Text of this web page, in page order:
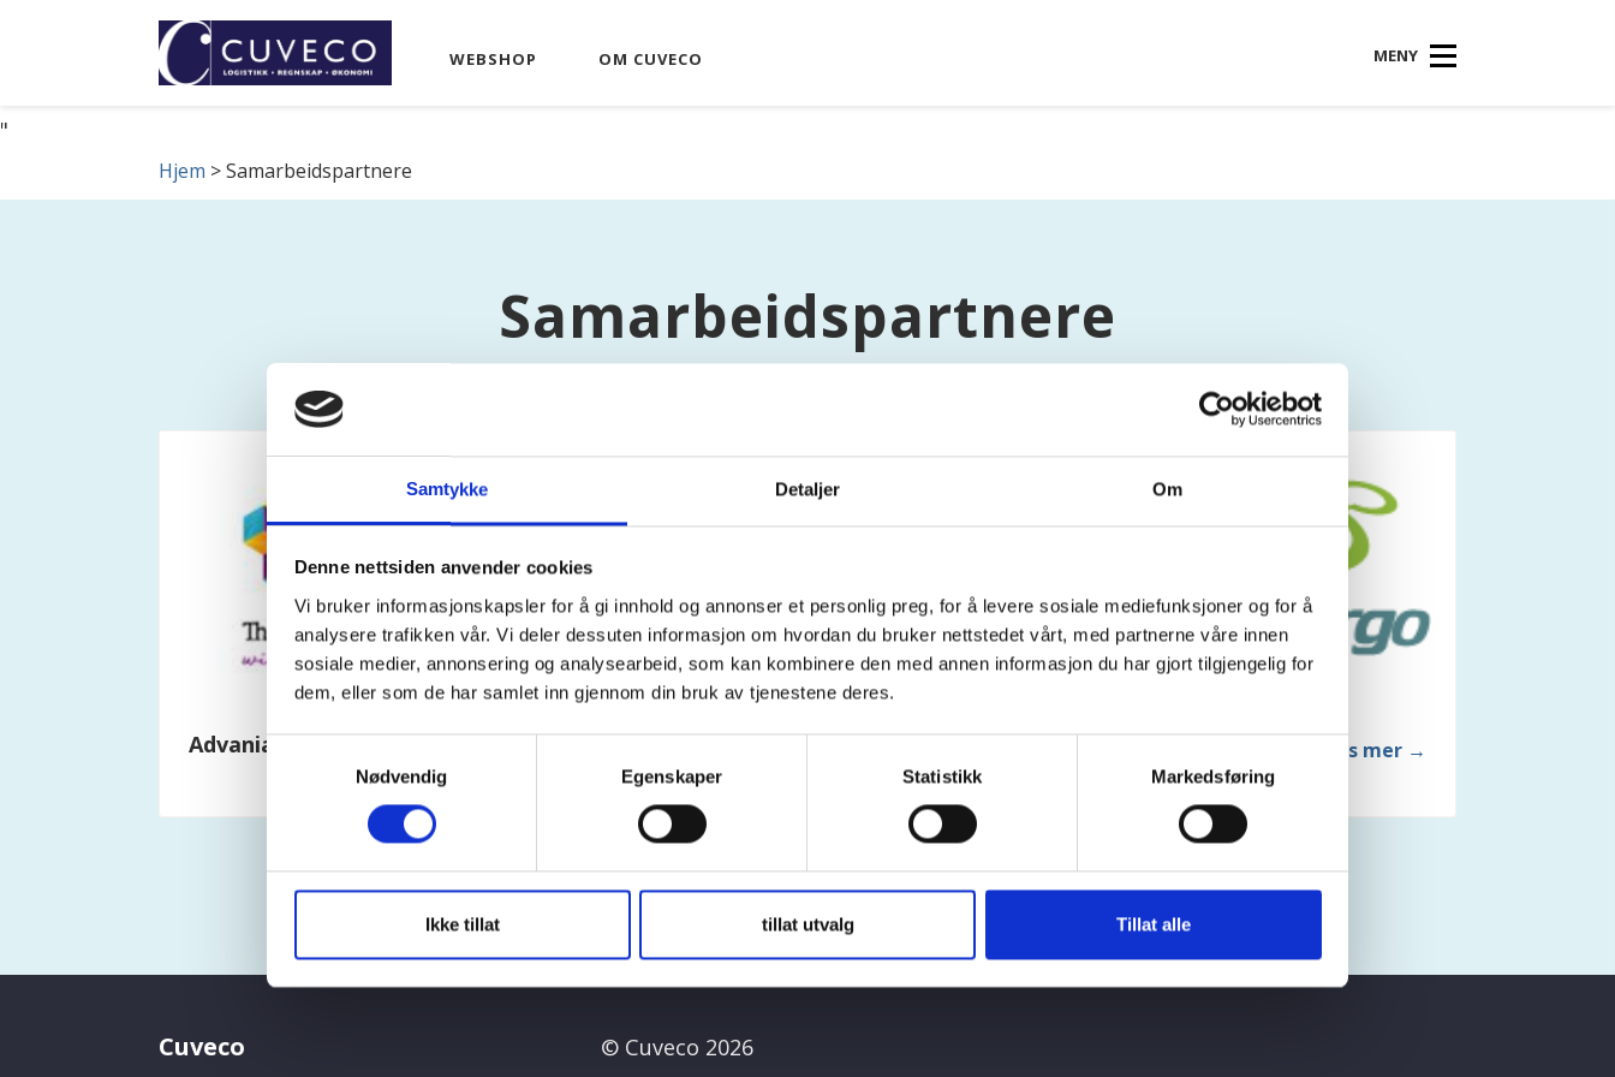
Samtykke Detaljer Om
Denne nettsiden anvender cookies
Vi bruker informasjonskapsler for å gi innhold og annonser et personlig preg, for å levere sosiale mediefunksjoner og for å
analysere trafikken vår. Vi deler dessuten informasjon om hvordan du bruker nettstedet vårt, med partnerne våre innen
sosiale medier, annonsering og analysearbeid, som kan kombinere den med annen informasjon du har gjort tilgjengelig for
dem, eller som de har samlet inn gjennom din bruk av tjenestene deres.
Samtykkevalg
Nødvendig
Egenskaper Statistikk Markedsføring
Ikke tillat tillat utvalg Tillat alle
"
WEBSHOP OM CUVECO MENY
Hjem >Samarbeidspartnere
Samarbeidspartnere
Advania
Les mer →
Les mer →
Cuveco © Cuveco 2026